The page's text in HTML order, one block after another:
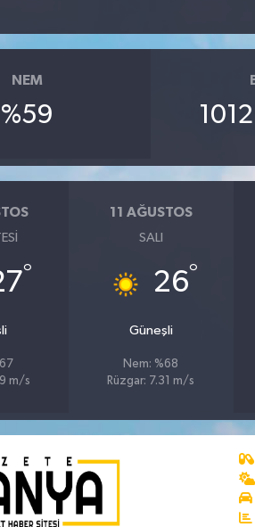
NEM
%59
°
m/s
11 AĞUSTOS
SALI
26°
Güneşli
Nem: %68
Rüzgar: 7.31 m/s